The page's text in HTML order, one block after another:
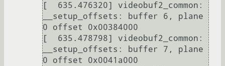
[  635.476320] videobuf2_common:
__setup_offsets: buffer 6, plane
0 offset 0x00384000
[  635.478798] videobuf2_common:
__setup_offsets: buffer 7, plane
0 offset 0x0041a000